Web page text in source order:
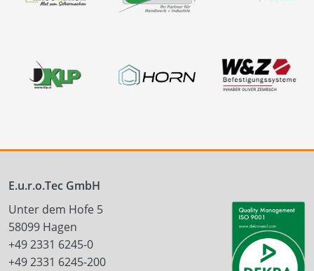
E.u.r.o.Tec GmbH
Unter dem Hofe 5
58099 Hagen
+49 2331 6245-0
+49 2331 6245-200